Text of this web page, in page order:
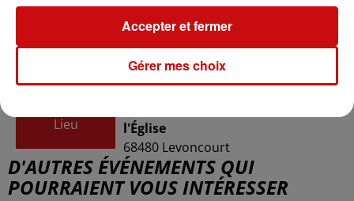
06 31 01 84 71/06 83 16 61 75
clublarga@gmail.com
Lieu
l'Église
68480 Levoncourt
D'AUTRES ÉVÉNEMENTS QUI
POURRAIENT VOUS INTÉRESSER
Gérer mes choix
Accepter et fermer